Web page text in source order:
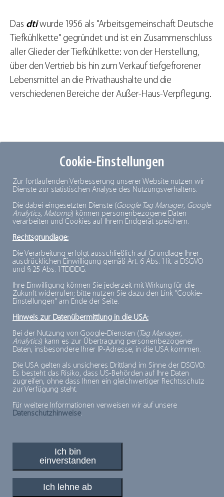
Cookie-Einstellungen
Zur fortlaufenden Verbesserung unserer Website nutzen wir
Dienste zur statistischen Analyse des Nutzungsverhaltens.
Die dabei eingesetzten Dienste (Google Tag Manager, Google
Analytics, Matomo) können personenbezogene Daten
verarbeiten und Cookies auf Ihrem Endgerät speichern.
Rechtsgrundlage:
Die Verarbeitung erfolgt ausschließlich auf Grundlage Ihrer
ausdrücklichen Einwilligung gemäß Art. 6 Abs. 1 lit. a DSGVO
und § 25 Abs. 1 TDDDG.
Ihre Einwilligung können Sie jederzeit mit Wirkung für die
Zukunft widerrufen; bitte nutzen Sie dazu den Link "Cookie-
Einstellungen" am Ende der Seite.
Hinweis zur Datenübermittlung in die USA:
Bei der Nutzung von Google-Diensten (Tag Manager,
Analytics) kann es zur Übertragung personenbezogener
Daten, insbesondere Ihrer IP-Adresse, in die USA kommen.
Die USA gelten als unsicheres Drittland im Sinne der DSGVO:
Es besteht das Risiko, dass US-Behörden auf Ihre Daten
zugreifen, ohne dass Ihnen ein gleichwertiger Rechtsschutz
zur Verfügung steht.
Für weitere Informationen verweisen wir auf unsere
Datenschutzhinweise.
Ich bin
einverstanden
Ich lehne ab
Das dtiwurde 1956 als "Arbeitsgemeinschaft Deutsche
Tiefkühlkette" gegründet und ist ein Zusammenschluss
aller Glieder der Tiefkühlkette: von der Herstellung,
über den Vertrieb bis hin zum Verkauf tiefgefrorener
Lebensmittel an die Privathaushalte und die
verschiedenen Bereiche der Außer-Haus-Verpflegung.
Unser Informationsfolder gibt Ihnen einen Überblick
über die Ziele, die Struktur und das Leistungsspektrum
des Deutschen Tiefkühlinstitutes. Hier finden Sie den
Folder zum Download:Deutsche Version,Englische
Version
Sie haben noch Fragen? Bitte nehmen Sie Kontaktmit
uns auf. Gerne beantworten wir Ihre Anfrage.
Play
Video
PLUSPUNKTE FÜR MINUSGRADE
© 2026, Deutsches Tiefkühlinstitut e.V.